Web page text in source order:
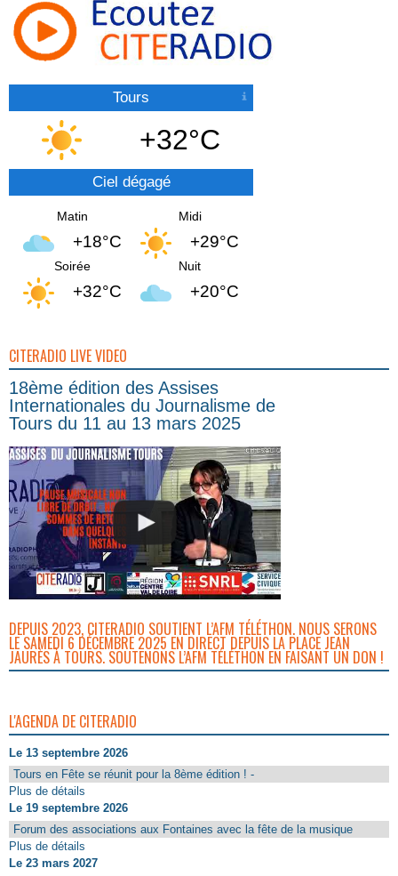
Tours
+32°C
Ciel dégagé
Matin
+18°C
Midi
+29°C
Soirée
+32°C
Nuit
+20°C
CITERADIO LIVE VIDEO
18ème édition des Assises
Internationales du Journalisme de
Tours du 11 au 13 mars 2025
DEPUIS 2023, CITERADIO SOUTIENT L’AFM TÉLÉTHON. NOUS SERONS
LE SAMEDI 6 DÉCEMBRE 2025 EN DIRECT DEPUIS LA PLACE JEAN
JAURÈS À TOURS. SOUTENONS L’AFM TÉLÉTHON EN FAISANT UN DON !
L'AGENDA DE CITERADIO
Le 13 septembre 2026
Tours en Fête se réunit pour la 8ème édition ! -
Plus de détails
Le 19 septembre 2026
Forum des associations aux Fontaines avec la fête de la musique
Plus de détails
Le 23 mars 2027